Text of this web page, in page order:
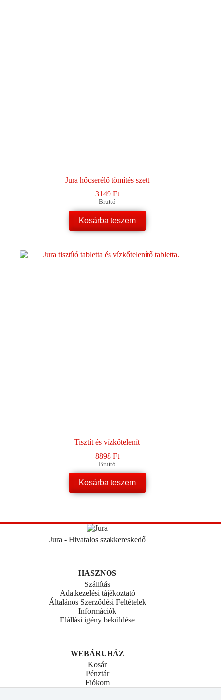
Jura hőcserélő tömítés szett
3149 Ft
Bruttó
Kosárba teszem
Tisztít és vízkőtelenít
8898 Ft
Bruttó
Kosárba teszem
Jura - Hivatalos szakkereskedő
HASZNOS
Szállítás
Adatkezelési tájékoztató
Általános Szerződési Feltételek
Információk
Elállási igény beküldése
WEBÁRUHÁZ
Kosár
Pénztár
Fiókom